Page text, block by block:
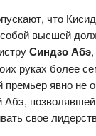
что
высшей
Синдзо Абэ
руках более
явно не
Абэ,
свое